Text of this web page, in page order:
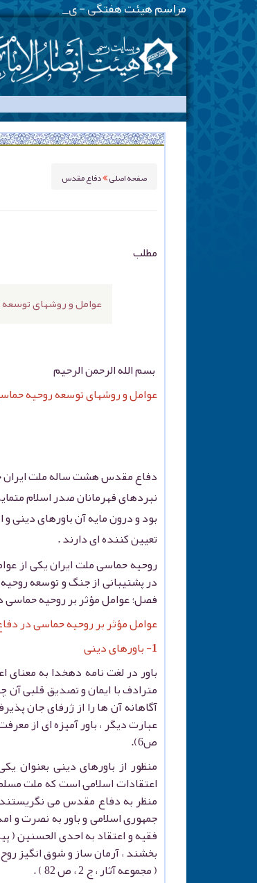
مراسم هیئت هفتگی - یکشنبه شبها
صفحه اصلی دفاع مقدس
مطلب
عوامل و روشهای
بسم الله الرحمن الرحیم
عوامل و روشهای توسعه روحیه
دفاع مقدس هشت ساله ملت ایران
نبردهای قهرمانان صدر اسلام
بود و درون مایه آن باورهای
تعیین کننده ای دارند .
روحیه حماسی ملت ایران یکی از
در پشتیبانی از جنگ و توسعه
فصل؛ عوامل مؤثر بر روحیه
عوامل مؤثر بر روحیه حماسی در
1- باورهای دینی
باور در لغت نامه دهخدا به
مترادف با ایمان و تصدیق قلبی آن
ص6).
منظور از باورهای دینی بعنوان
اعتقادات اسلامی است که ملت
منظر به دفاع مقدس می نگریستند.
جمهوری اسلامی و باور به نصرت و
فقیه و اعتقاد به احدی الحسنین (
بخشند ، آرمان ساز و شوق انگیز
( مجموعه آثار ، ج 2 ، ص 82 ) .